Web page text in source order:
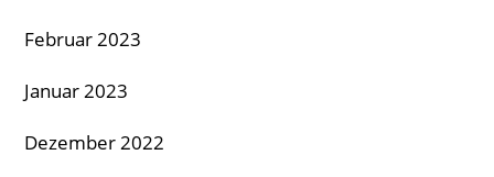
Februar 2023
Januar 2023
Dezember 2022